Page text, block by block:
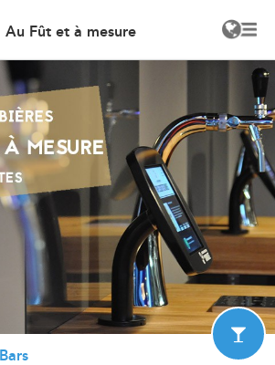
Au Fût et à mesure